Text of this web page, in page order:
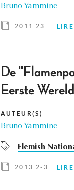
Bruno Yammine
2011 23
De
Eerste
AUTEUR(S)
Bruno Yammine
Flemish
2013 2-3